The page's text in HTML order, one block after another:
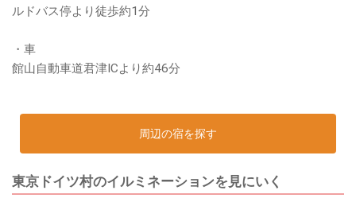
ルドバス停より徒歩約1分
・車
館山自動車道君津ICより約46分
周辺の宿を探す
東京ドイツ村のイルミネーションを見にいく